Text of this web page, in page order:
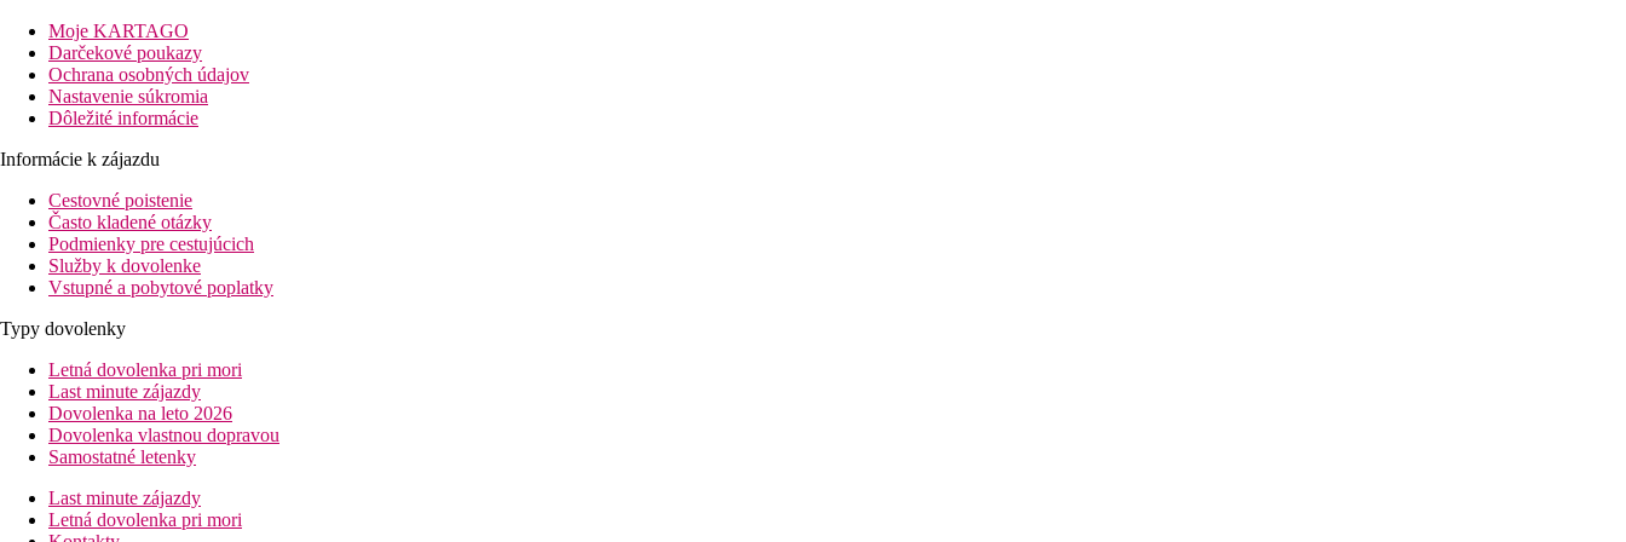
Recepcia, reštaurácia, bar.
Izby
Štúdio:kúpeľňa/WC (sušič vlasov), klimatizácia za poplatok (cca 5e/deň), trezor (za poplatok), minichladnička, TV./sat., kuchynský kút, balkón alebo terasa
Ostatné typy izieb
Štúdio, Sea Front:
Informácie o hoteli
Možnosti zábavy v centre letoviska Laganas.
Stravovanie
Plná penzia Plus
kontinentálne raňajky
obed a večera formou výberu z menu (predjedlo, hlavné jedlo, dezert)
u hlavných jedál zadarmo iba jeden nápoj (miestne víno, pivo, nealko)
Popis pláže
9 km dlhá, piesočná pláž s pozvoľným vstupom do mora pred hotelom. Lehátka a slnečníky na pláži za poplatok.
Moje KARTAGO
Darčekové poukazy
Ochrana osobných údajov
Nastavenie súkromia
Dôležité informácie
Informácie k zájazdu
Cestovné poistenie
Často kladené otázky
Podmienky pre cestujúcich
Služby k dovolenke
Vstupné a pobytové poplatky
Typy dovolenky
Letná dovolenka pri mori
Last minute zájazdy
Dovolenka na leto 2026
Dovolenka vlastnou dopravou
Samostatné letenky
Last minute zájazdy
Letná dovolenka pri mori